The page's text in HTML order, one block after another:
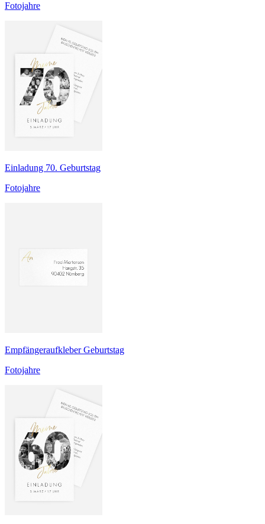
Fotojahre
Einladung 70. Geburtstag
Fotojahre
Empfängeraufkleber Geburtstag
Fotojahre